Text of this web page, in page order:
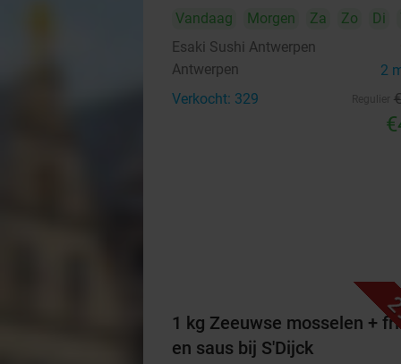
Vandaag Morgen Za Zo Di
Esaki Sushi Antwerpen
Antwerpen 2
Verkocht: 329
1 kg Zeeuwse mosselen +
en saus bij S'Dijck